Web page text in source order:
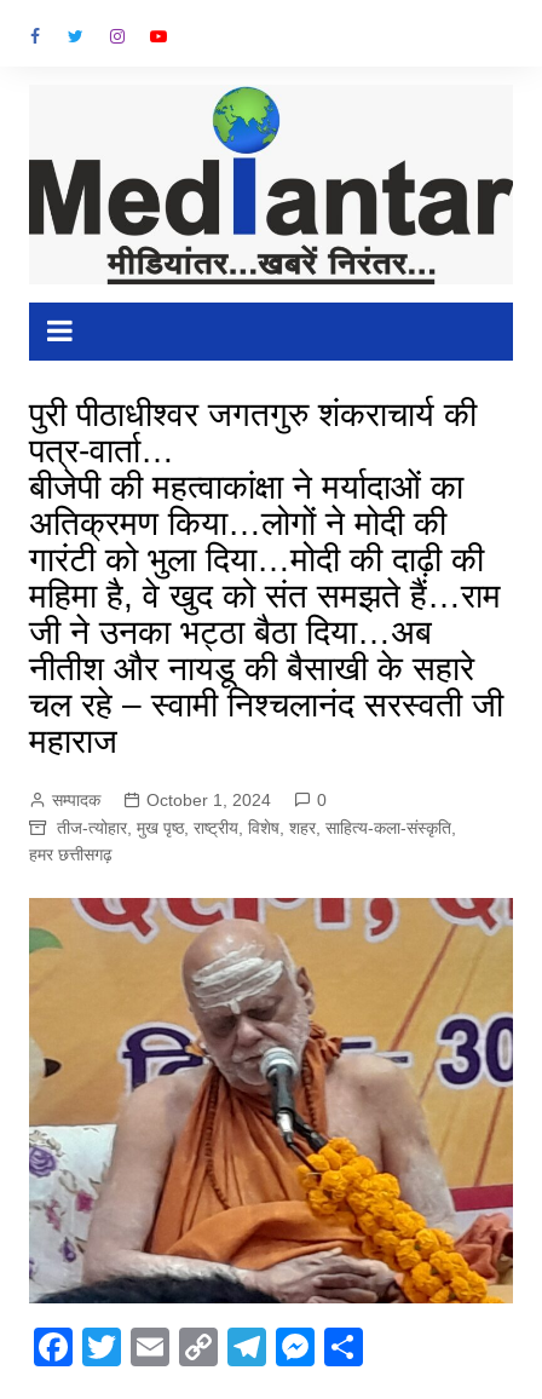
पुरी पीठाधीश्वर जगतगुरु शंकराचार्य की
पत्र-वार्ता…
बीजेपी की महत्वाकांक्षा ने मर्यादाओं का
अतिक्रमण किया…लोगों ने मोदी की
गारंटी को भुला दिया…मोदी की दाढ़ी की
महिमा है, वे खुद को संत समझते हैं…राम
जी ने उनका भट्ठा बैठा दिया…अब
नीतीश और नायडू की बैसाखी के सहारे
चल रहे – स्वामी निश्चलानंद सरस्वती जी
महाराज
सम्पादक October 1, 2024
0
तीज-त्योहार, मुख पृष्ठ, राष्ट्रीय, विशेष, शहर, साहित्य-कला-संस्कृति,
हमर छत्तीसगढ़
F T E C T M S